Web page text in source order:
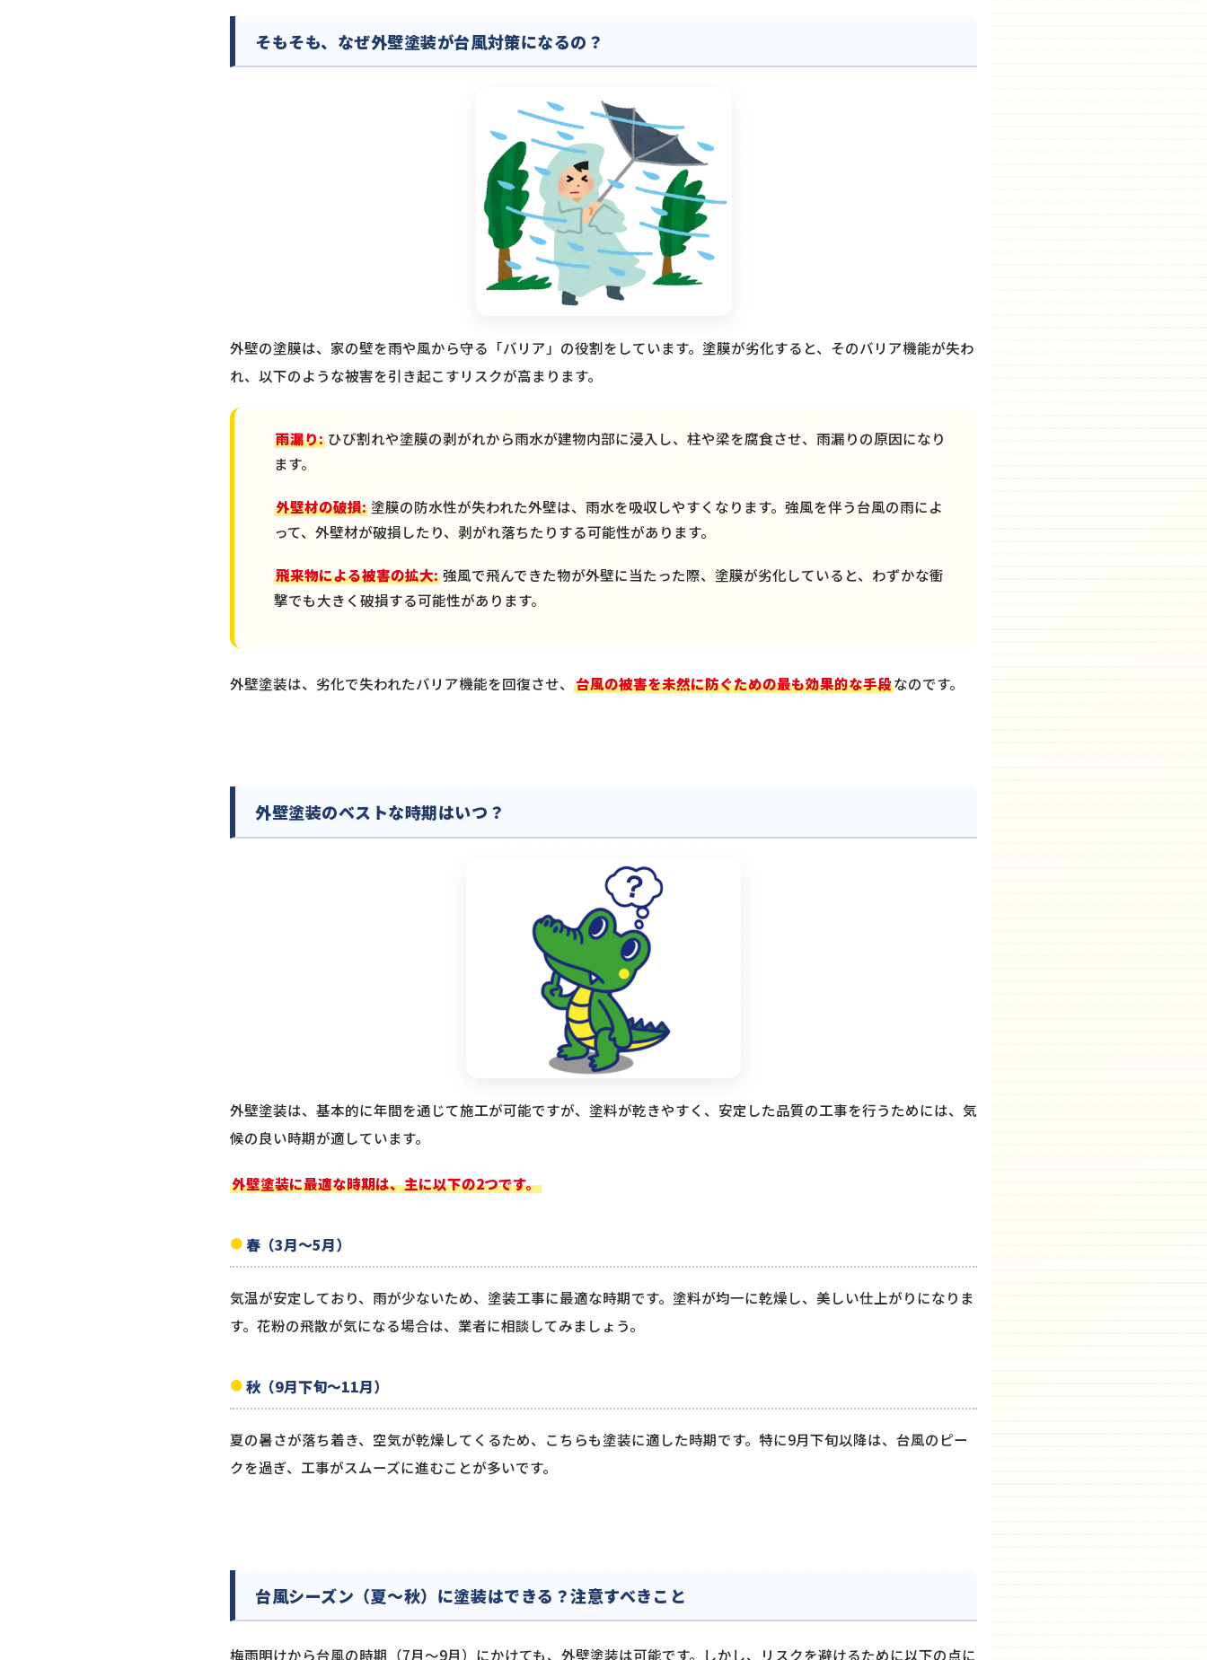
そもそも、なぜ外壁塗装が台風対策になるの？
外壁の塗膜は、家の壁を雨や風から守る「バリア」の役割をしています。塗膜が劣化すると、そのバリア機能が失わ
れ、以下のような被害を引き起こすリスクが高まります。
雨漏り: ひび割れや塗膜の剥がれから雨水が建物内部に浸入し、柱や梁を腐食させ、雨漏りの原因になり
ます。
外壁材の破損: 塗膜の防水性が失われた外壁は、雨水を吸収しやすくなります。強風を伴う台風の雨によ
って、外壁材が破損したり、剥がれ落ちたりする可能性があります。
飛来物による被害の拡大: 強風で飛んできた物が外壁に当たった際、塗膜が劣化していると、わずかな衝
撃でも大きく破損する可能性があります。
外壁塗装は、劣化で失われたバリア機能を回復させ、 台風の被害を未然に防ぐための最も効果的な手段なのです。
外壁塗装のベストな時期はいつ？
外壁塗装は、基本的に年間を通じて施工が可能ですが、塗料が乾きやすく、安定した品質の工事を行うためには、気
候の良い時期が適しています。
外壁塗装に最適な時期は、主に以下の2つです。
春（3月～5月）
気温が安定しており、雨が少ないため、塗装工事に最適な時期です。塗料が均一に乾燥し、美しい仕上がりになりま
す。花粉の飛散が気になる場合は、業者に相談してみましょう。
秋（9月下旬～11月）
夏の暑さが落ち着き、空気が乾燥してくるため、こちらも塗装に適した時期です。特に9月下旬以降は、台風のピー
クを過ぎ、工事がスムーズに進むことが多いです。
台風シーズン（夏～秋）に塗装はできる？注意すべきこと
梅雨明けから台風の時期（7月～9月）にかけても、外壁塗装は可能です。しかし、リスクを避けるために以下の点に